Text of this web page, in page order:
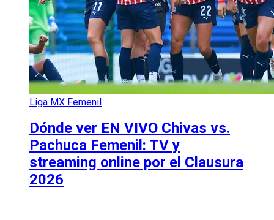
Liga MX Femenil
Dónde ver EN VIVO Chivas vs.
Pachuca Femenil: TV y
streaming online por el Clausura
2026